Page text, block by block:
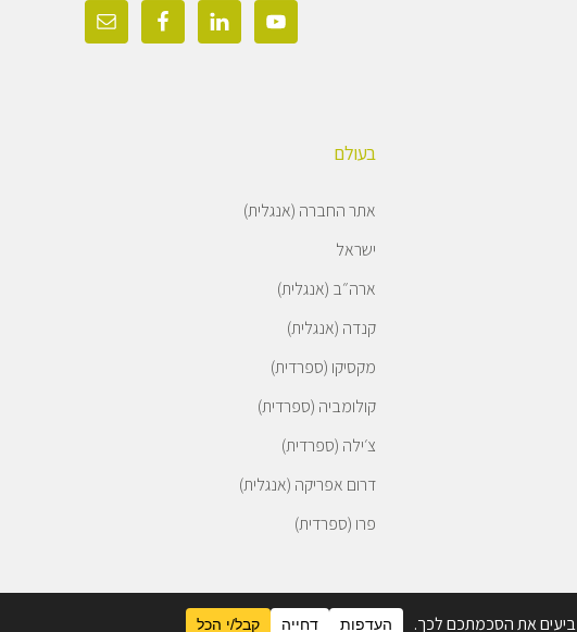
בעולם
אתר החברה (אנגלית)
ישראל
ארה״ב (אנגלית)
קנדה (אנגלית)
מקסיקו (ספרדית)
קולומביה (ספרדית)
צ׳ילה (ספרדית)
דרום אפריקה (אנגלית)
פרו (ספרדית)